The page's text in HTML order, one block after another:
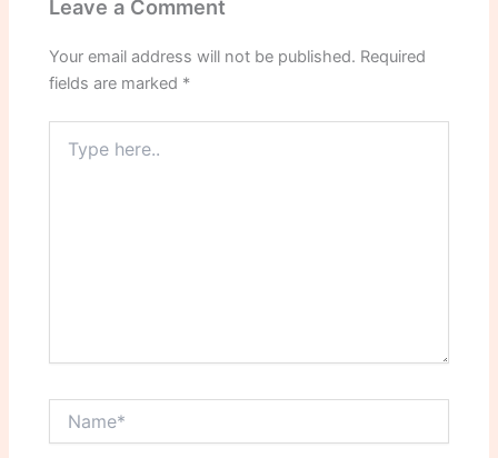
Leave a Comment
Your email address will not be published. Required
fields are marked *
here..